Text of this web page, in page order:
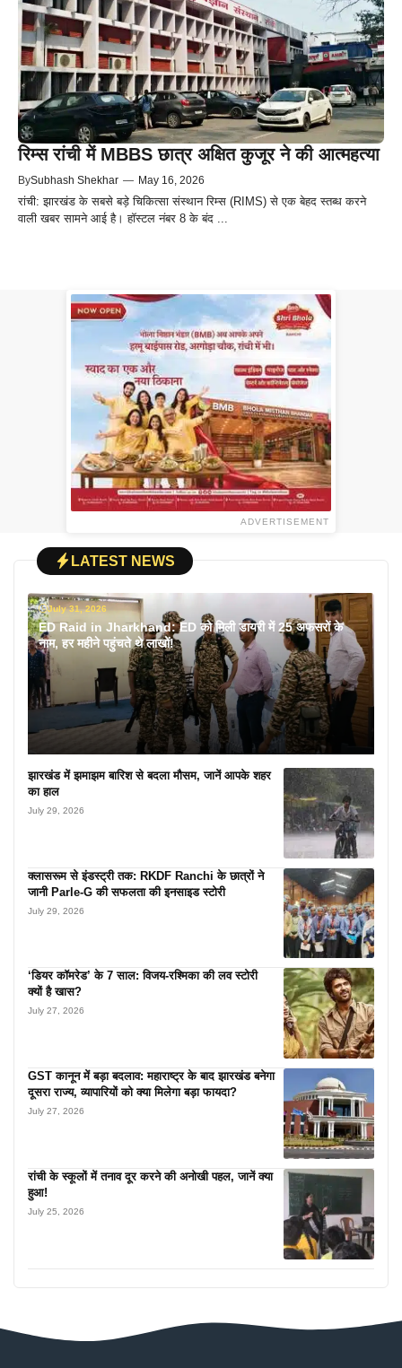
रिम्स रांची में MBBS छात्र अक्षित कुजूर ने की आत्महत्या
BySubhash Shekhar — May 16, 2026
रांची: झारखंड के सबसे बड़े चिकित्सा संस्थान रिम्स (RIMS) से एक बेहद स्तब्ध करने
वाली खबर सामने आई है। हॉस्टल नंबर 8 के बंद ...
ADVERTISEMENT
LATEST NEWS
July 31, 2026
ED Raid in Jharkhand: ED को मिली डायरी में 25 अफसरों के
नाम, हर महीने पहुंचते थे लाखों!
झारखंड में झमाझम बारिश से बदला मौसम, जानें आपके शहर
का हाल
July 29, 2026
क्लासरूम से इंडस्ट्री तक: RKDF Ranchi के छात्रों ने
जानी Parle-G की सफलता की इनसाइड स्टोरी
July 29, 2026
‘डियर कॉमरेड’ के 7 साल: विजय-रश्मिका की लव स्टोरी
क्यों है खास?
July 27, 2026
GST कानून में बड़ा बदलाव: महाराष्ट्र के बाद झारखंड बनेगा
दूसरा राज्य, व्यापारियों को क्या मिलेगा बड़ा फायदा?
July 27, 2026
रांची के स्कूलों में तनाव दूर करने की अनोखी पहल, जानें क्या
हुआ!
July 25, 2026